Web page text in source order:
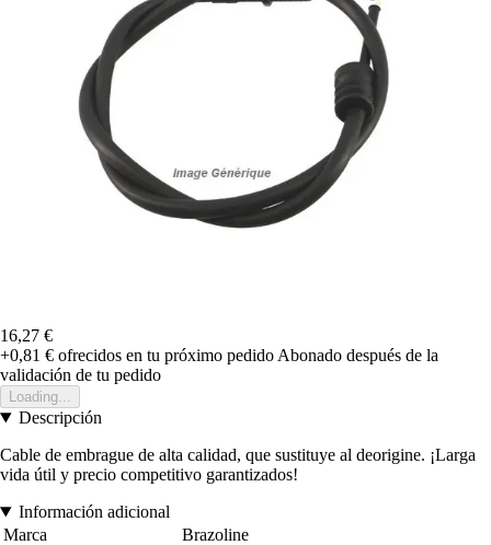
16,27 €
+0,81 € ofrecidos en tu próximo pedido Abonado después de la
validación de tu pedido
Loading...
Descripción
Cable de embrague de alta calidad, que sustituye al deorigine. ¡Larga
vida útil y precio competitivo garantizados!
Información adicional
Marca
Brazoline